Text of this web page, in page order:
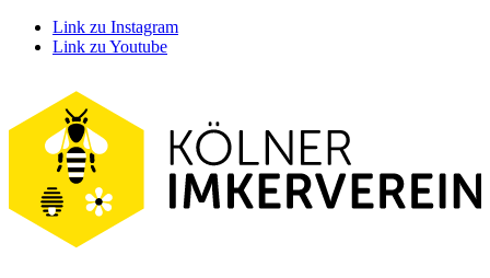
Link zu Instagram
Link zu Youtube